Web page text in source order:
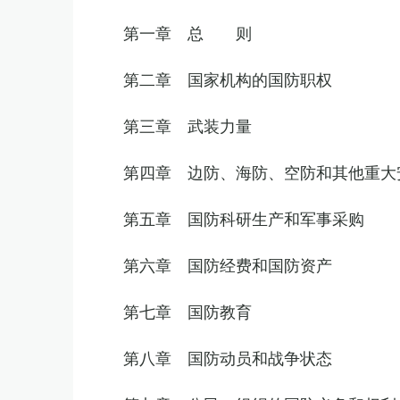
第一章 总 则
第二章 国家机构的国防职权
第三章 武装力量
第四章 边防、海防、空防和其他重大
第五章 国防科研生产和军事采购
第六章 国防经费和国防资产
第七章 国防教育
第八章 国防动员和战争状态